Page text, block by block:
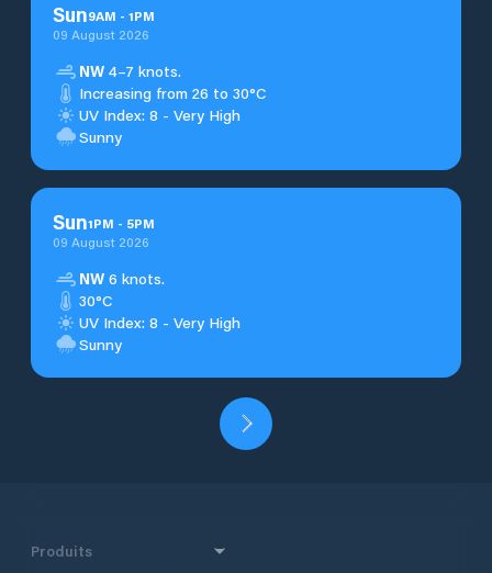
Sun9AM - 1PM
09 August 2026
NW 4–7 knots.
Increasing from 26 to 30°C
UV Index: 8 - Very High
Sunny
Sun1PM - 5PM
09 August 2026
NW 6 knots.
30°C
UV Index: 8 - Very High
Sunny
Produits